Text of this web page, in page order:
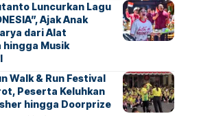
Luncurkan Lagu
Ajak Anak
dari Alat
hingga Musik
Walk & Run Festival
Peserta Keluhkan
hingga Doorprize